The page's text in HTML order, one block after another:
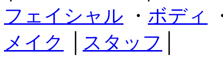
フェイシャル ・ ボディ
メイク
スタッフ